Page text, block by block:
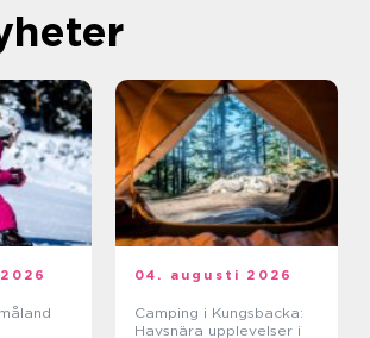
04. augusti 2026
Camping i Kungsbacka:
Havsnära upplevelser i